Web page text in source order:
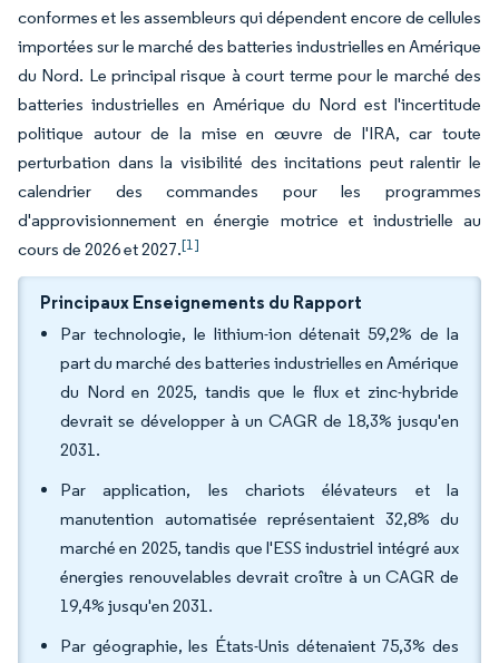
conformes et les assembleurs qui dépendent encore de cellules
importées sur le marché des batteries industrielles en Amérique
du Nord. Le principal risque à court terme pour le marché des
batteries industrielles en Amérique du Nord est l'incertitude
politique autour de la mise en œuvre de l'IRA, car toute
perturbation dans la visibilité des incitations peut ralentir le
calendrier des commandes pour les programmes
d'approvisionnement en énergie motrice et industrielle au
cours de 2026 et 2027.[1]
Principaux Enseignements du Rapport
Par technologie, le lithium-ion détenait 59,2% de la
part du marché des batteries industrielles en Amérique
du Nord en 2025, tandis que le flux et zinc-hybride
devrait se développer à un CAGR de 18,3% jusqu'en
2031.
Par application, les chariots élévateurs et la
manutention automatisée représentaient 32,8% du
marché en 2025, tandis que l'ESS industriel intégré aux
énergies renouvelables devrait croître à un CAGR de
19,4% jusqu'en 2031.
Par géographie, les États-Unis détenaient 75,3% des